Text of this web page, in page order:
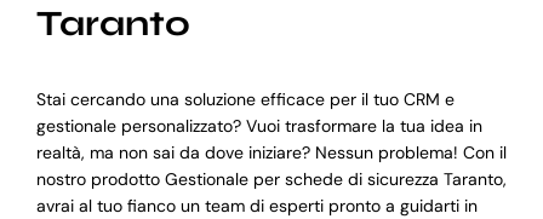
Taranto
Stai cercando una soluzione efficace per il tuo CRM e
gestionale personalizzato? Vuoi trasformare la tua idea in
realtà, ma non sai da dove iniziare? Nessun problema! Con il
nostro prodotto Gestionale per schede di sicurezza Taranto,
avrai al tuo fianco un team di esperti pronto a guidarti in